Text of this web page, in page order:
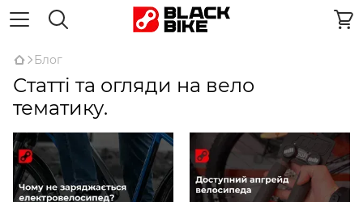
Блог
Статті та огляди на вело
тематику.